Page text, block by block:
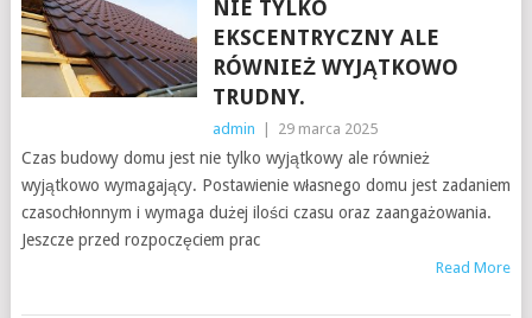
NIE TYLKO
EKSCENTRYCZNY ALE
RÓWNIEŻ WYJĄTKOWO
TRUDNY.
admin 29 marca 2025
Czas budowy domu jest nie tylko wyjątkowy ale również
wyjątkowo wymagający. Postawienie własnego domu jest zadaniem
czasochłonnym i wymaga dużej ilości czasu oraz zaangażowania.
Jeszcze przed rozpoczęciem prac
Read More